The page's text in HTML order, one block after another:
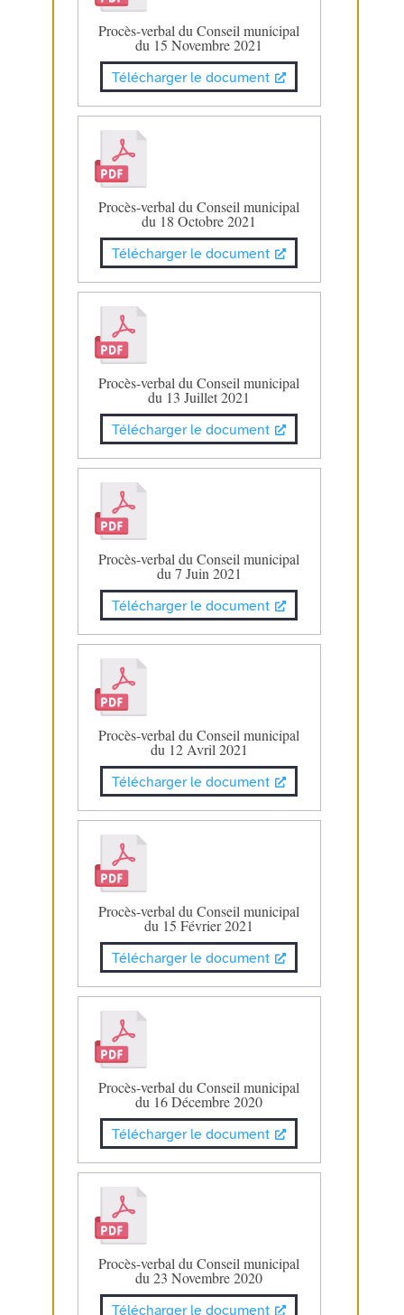
Procès-verbal du Conseil municipal
du 15 Novembre 2021
Télécharger le document
Procès-verbal du Conseil municipal
du 18 Octobre 2021
Télécharger le document
Procès-verbal du Conseil municipal
du 13 Juillet 2021
Télécharger le document
Procès-verbal du Conseil municipal
du 7 Juin 2021
Télécharger le document
Procès-verbal du Conseil municipal
du 12 Avril 2021
Télécharger le document
Procès-verbal du Conseil municipal
du 15 Février 2021
Télécharger le document
Procès-verbal du Conseil municipal
du 16 Décembre 2020
Télécharger le document
Procès-verbal du Conseil municipal
du 23 Novembre 2020
Télécharger le document